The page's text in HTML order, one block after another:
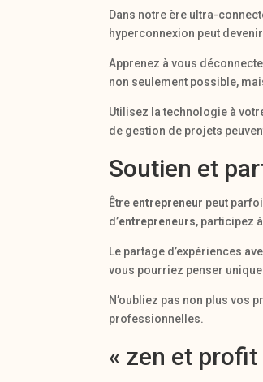
Dans notre ère ultra-
hyperconnexion peut
Apprenez à vous
non seulement possible,
Utilisez la technologie à
de gestion de projets
Soutien et
Être entrepreneur peut
d’entrepreneurs, participez
Le partage d’expériences
vous pourriez penser
N’oubliez pas non plus vos
professionnelles.
« zen et